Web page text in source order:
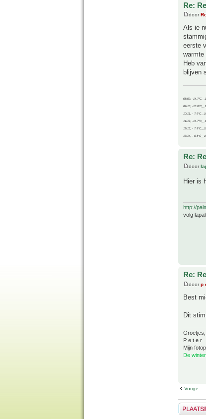
Re:
door
Als ie
eerste
warmte
Heb
blijven
08/09, -
09/10, -
10/11, -
11/12, -
12/13, -
13/14, -
Re:
door
Hier is
http://
volg
Re:
doorp
Best
Dit
Groetjes,
P e t e r
Mijn
De
Vorige
Plaats een